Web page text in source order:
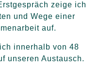
zeige ich
und Wege einer
auf.
innerhalb von 48
unseren Austausch.